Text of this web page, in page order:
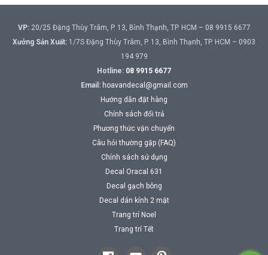
VP:20/25 Đặng Thùy Trâm, P. 13, Bình Thạnh, TP. HCM – 08 9915 6677
Xưởng Sản Xuất: 1/7S Đặng Thùy Trâm, P. 13, Bình Thạnh, TP. HCM – 0903
194 979
Hotline: 08 9915 6677
Email: hoavandecal@gmail.com
Hướng dẫn đặt hàng
Chính sách đổi trả
Phương thức vận chuyển
Câu hỏi thường gặp (FAQ)
Chính sách sử dụng
Decal Oracal 631
Decal gạch bông
Decal dán kính 2 mặt
Trang trí Noel
Trang trí Tết